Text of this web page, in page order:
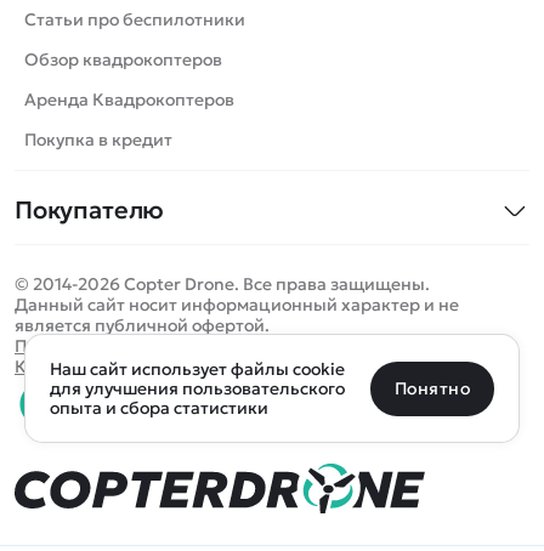
Катера
Роботы
Самолеты
Сборные модели
Спецтехника
Игрушки
Запчасти для моделей
Бренды
Статьи про беспилотники
Обзор квадрокоптеров
Аренда Квадрокоптеров
Покупка в кредит
Покупателю
Оплата и доставка
Помощь
Отследить заказ
Оплата на сайте
© 2014-2026 Copter Drone. Все права защищены.
Данный сайт носит информационный характер и не
является публичной офертой.
Политика конфиденциальности
Карта сайта
0 товаров Очистить
0 ₽ В корзину
Определить местоположение
Санкт-Петербург Москва Майкоп Уфа
Все подборки
Ещё более 300 населённых пунктов
Наш сайт использует файлы cookie
для улучшения пользовательского
опыта и сбора статистики
Понятно